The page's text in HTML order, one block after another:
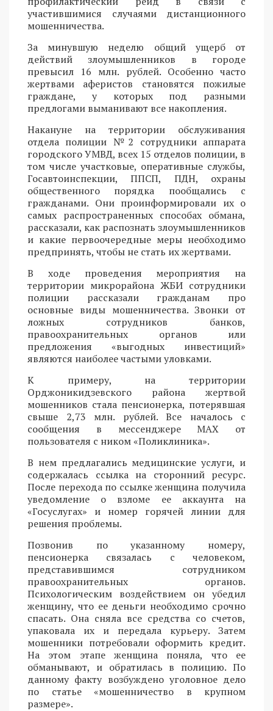
участившимися случаями дистанционного
мошенничества.
За минувшую неделю общий ущерб от
действий злоумышленников в городе
превысил 16 млн. рублей. Особенно часто
жертвами аферистов становятся пожилые
граждане, у которых под разными
предлогами выманивают все накопления.
Накануне на территории обслуживания
отдела полиции №2 сотрудники аппарата
городского УМВД, всех 15 отделов полиции, в
том числе участковые, оперативные службы,
Госавтоинспекции, ППСП, ПДН, охраны
общественного порядка пообщались с
гражданами. Они проинформировали их о
самых распространенных способах обмана,
рассказали, как распознать злоумышленников
и какие первоочередные меры необходимо
предпринять, чтобы не стать их жертвами.
В ходе проведения мероприятия на
территории микрорайона ЖБИ сотрудники
полиции рассказали гражданам про
основные виды мошенничества. Звонки от
ложных сотрудников банков,
правоохранительных органов или
предложения «выгодных инвестиций»
являются наиболее частыми уловками.
К примеру, на территории
Орджоникидзевского района жертвой
мошенников стала пенсионерка, потерявшая
свыше 2,73 млн. рублей. Все началось с
сообщения в мессенджере MAX от
пользователя с ником «Поликлиника».
В нем предлагались медицинские услуги, и
содержалась ссылка на сторонний ресурс.
После перехода по ссылке женщина получила
уведомление о взломе ее аккаунта на
«Госуслугах» и номер горячей линии для
решения проблемы.
Позвонив по указанному номеру,
пенсионерка связалась с человеком,
представившимся сотрудником
правоохранительных органов.
Психологическим воздействием он убедил
женщину, что ее деньги необходимо срочно
спасать. Она сняла все средства со счетов,
упаковала их и передала курьеру. Затем
мошенники потребовали оформить кредит.
На этом этапе женщина поняла, что ее
обманывают, и обратилась в полицию. По
данному факту возбуждено уголовное дело
по статье «мошенничество в крупном
размере».